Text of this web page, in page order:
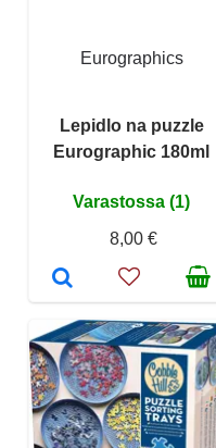
Eurographics
Lepidlo na puzzle
Eurographic 180ml
Varastossa (1)
8,00 €